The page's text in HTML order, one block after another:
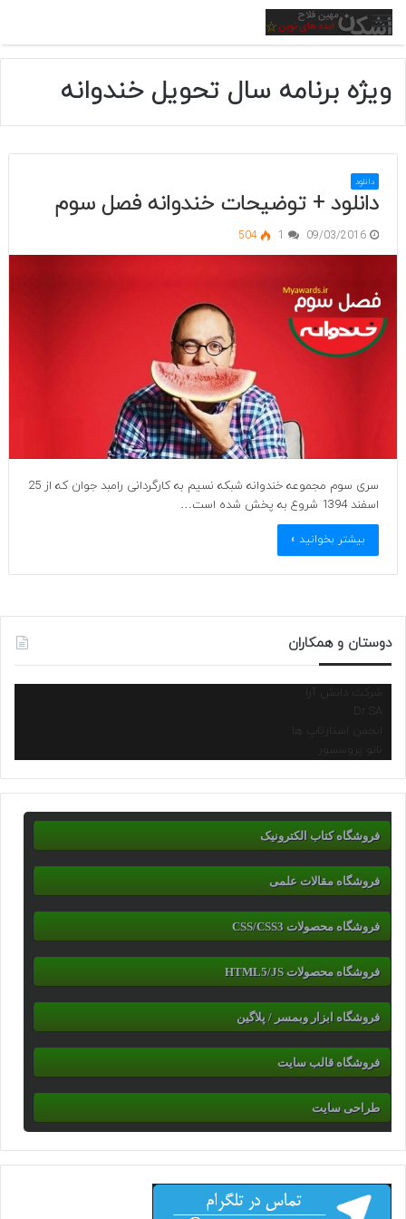
منو
ویژه برنامه سال تحویل خندوانه
دانلود
دانلود + توضیحات خندوانه فصل سوم
09/03/2016
1
504
سری سوم مجموعه خندوانه شبکه نسیم به کارگردانی رامبد جوان که از 25
اسفند 1394 شروع به پخش شده است…
بیشتر بخوانید »
دوستان و همکاران
شرکت دانش آرا
انجمن استارتاپ ها
نانو پروسسور
فروشگاه کتاب الکترونیک
فروشگاه مقالات علمی
فروشگاه محصولات CSS/CSS3
فروشگاه محصولات HTML5/JS
فروشگاه ابزار وبمسر / پلاگین
فروشگاه قالب سایت
طراحی سایت